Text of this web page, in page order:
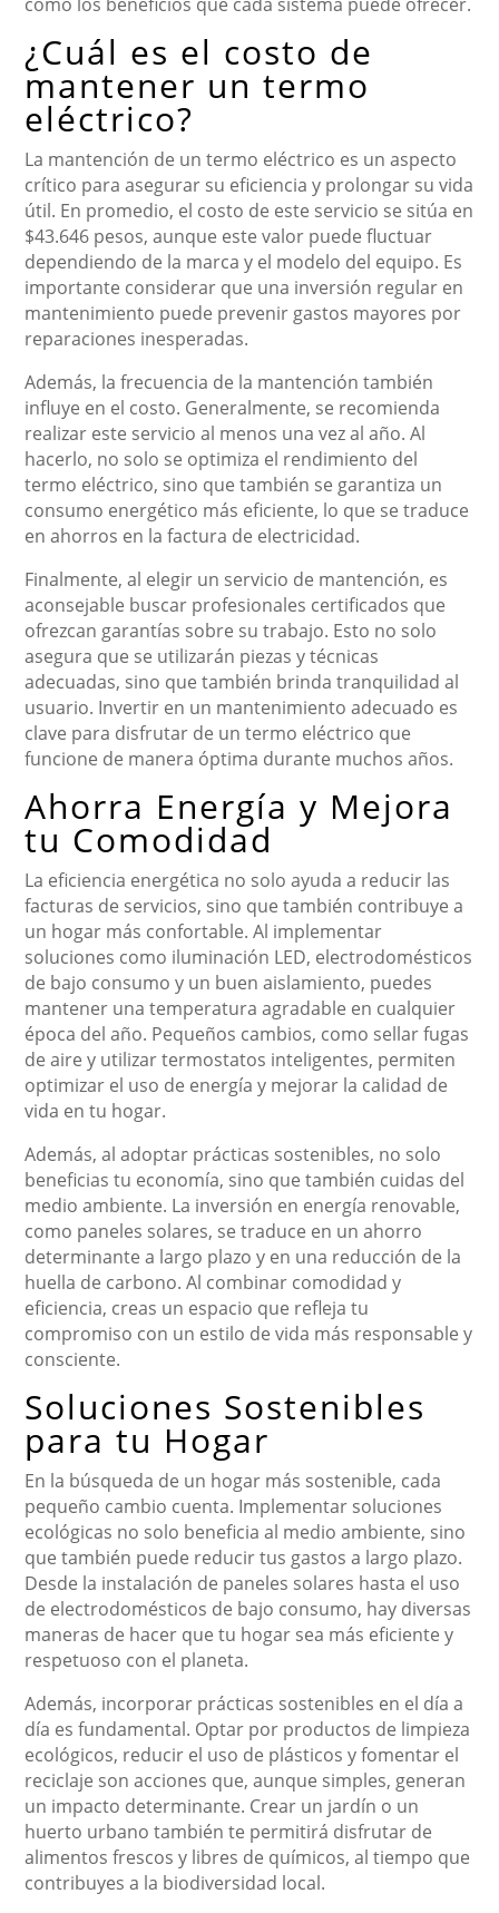
¿Cuál es el costo de
mantener un termo
eléctrico?
La mantención de un termo eléctrico es un aspecto
crítico para asegurar su eficiencia y prolongar su vida
útil. En promedio, el costo de este servicio se sitúa en
$43.646 pesos, aunque este valor puede fluctuar
dependiendo de la marca y el modelo del equipo. Es
importante considerar que una inversión regular en
mantenimiento puede prevenir gastos mayores por
reparaciones inesperadas.
Además, la frecuencia de la mantención también
influye en el costo. Generalmente, se recomienda
realizar este servicio al menos una vez al año. Al
hacerlo, no solo se optimiza el rendimiento del
termo eléctrico, sino que también se garantiza un
consumo energético más eficiente, lo que se traduce
en ahorros en la factura de electricidad.
Finalmente, al elegir un servicio de mantención, es
aconsejable buscar profesionales certificados que
ofrezcan garantías sobre su trabajo. Esto no solo
asegura que se utilizarán piezas y técnicas
adecuadas, sino que también brinda tranquilidad al
usuario. Invertir en un mantenimiento adecuado es
clave para disfrutar de un termo eléctrico que
funcione de manera óptima durante muchos años.
Ahorra Energía y Mejora
tu Comodidad
La eficiencia energética no solo ayuda a reducir las
facturas de servicios, sino que también contribuye a
un hogar más confortable. Al implementar
soluciones como iluminación LED, electrodomésticos
de bajo consumo y un buen aislamiento, puedes
mantener una temperatura agradable en cualquier
época del año. Pequeños cambios, como sellar fugas
de aire y utilizar termostatos inteligentes, permiten
optimizar el uso de energía y mejorar la calidad de
vida en tu hogar.
Además, al adoptar prácticas sostenibles, no solo
beneficias tu economía, sino que también cuidas del
medio ambiente. La inversión en energía renovable,
como paneles solares, se traduce en un ahorro
determinante a largo plazo y en una reducción de la
huella de carbono. Al combinar comodidad y
eficiencia, creas un espacio que refleja tu
compromiso con un estilo de vida más responsable y
consciente.
Soluciones Sostenibles
para tu Hogar
En la búsqueda de un hogar más sostenible, cada
pequeño cambio cuenta. Implementar soluciones
ecológicas no solo beneficia al medio ambiente, sino
que también puede reducir tus gastos a largo plazo.
Desde la instalación de paneles solares hasta el uso
de electrodomésticos de bajo consumo, hay diversas
maneras de hacer que tu hogar sea más eficiente y
respetuoso con el planeta.
Además, incorporar prácticas sostenibles en el día a
día es fundamental. Optar por productos de limpieza
ecológicos, reducir el uso de plásticos y fomentar el
reciclaje son acciones que, aunque simples, generan
un impacto determinante. Crear un jardín o un
huerto urbano también te permitirá disfrutar de
alimentos frescos y libres de químicos, al tiempo que
contribuyes a la biodiversidad local.